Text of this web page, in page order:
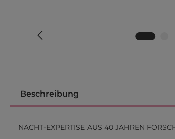
Beschreibung
NACHT-EXPERTISE AUS 40 JAHREN